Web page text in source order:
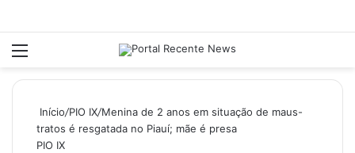
Início/PIO IX/Menina de 2 anos em situação de maus-
tratos é resgatada no Piauí; mãe é presa
PIO IX